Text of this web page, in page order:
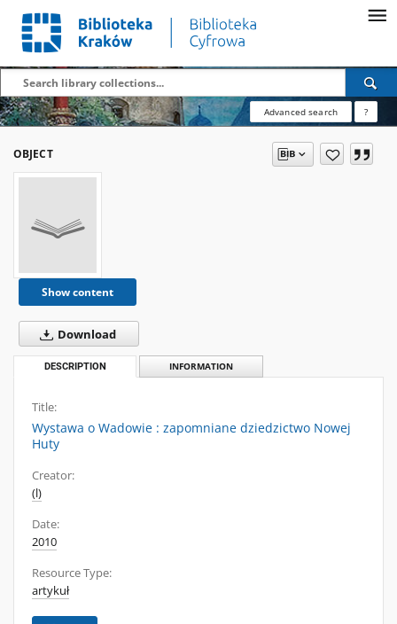
Advanced search ?
OBJECT
Show content
Download
DESCRIPTION INFORMATION
Title:
Wystawa o Wadowie : zapomniane dziedzictwo Nowej
Huty
Creator:
(l)
Date:
2010
Resource Type:
artykuł